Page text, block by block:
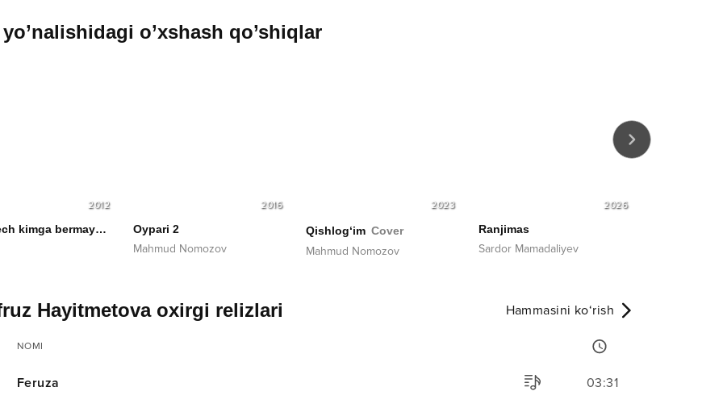
yo’nalishidagi o’xshash qo’shiqlar
2012
Seni hech kimga bermayman
2016
Oypari 2
Mahmud Nomozov
2023
Qishlog‘im Cover
Mahmud Nomozov
2026
Ranjimas
Sardor Mamadaliyev
Hayitmetova oxirgi relizlari Hammasini ko‘rish
NOMI
Feruza 03:31